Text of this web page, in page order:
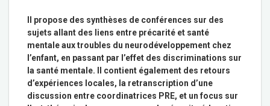
Il propose des synthèses de conférences sur des
sujets allant des liens entre précarité et santé
mentale aux troubles du neurodéveloppement chez
l’enfant, en passant par l’effet des discriminations sur
la santé mentale. Il contient également des retours
d’expériences locales, la retranscription d’une
discussion entre coordinatrices PRE, et un focus sur